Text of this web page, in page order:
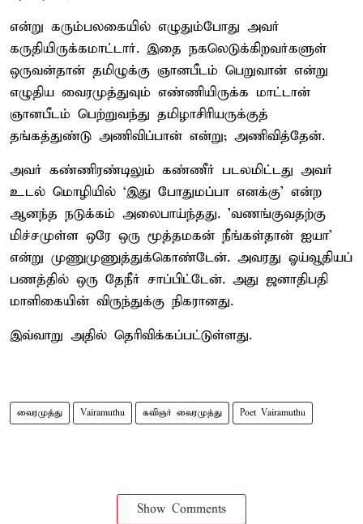
என்று கரும்பலகையில் எழுதும்போது அவர்
கருதியிருக்கமாட்டார். இதை நகலெடுக்கிறவர்களுள்
ஒருவன்தான் தமிழுக்கு ஞானபீடம் பெறுவான் என்று
எழுதிய வைரமுத்துவும் எண்ணியிருக்க மாட்டான்
ஞானபீடம் பெற்றுவந்து தமிழாசிரியருக்குத்
தங்கத்துண்டு அணிவிப்பான் என்று; அணிவித்தேன்.
அவர் கண்ணிரண்டிலும் கண்ணீர் படலமிட்டது அவர்
உடல் மொழியில் ‘இது போதுமப்பா எனக்கு’ என்ற
ஆனந்த நடுக்கம் அலைபாய்ந்தது. 'வணங்குவதற்கு
மிச்சமுள்ள ஒரே ஒரு மூத்தமகன் நீங்கள்தான் ஐயா'
என்று முணுமுணுத்துக்கொண்டேன். அவரது ஓய்வூதியப்
பணத்தில் ஒரு தேநீர் சாப்பிட்டேன். அது ஜனாதிபதி
மாளிகையின் விருந்துக்கு நிகரானது.
இவ்வாறு அதில் தெரிவிக்கப்பட்டுள்ளது.
வைரமுத்து Vairamuthu கவிஞர் வைரமுத்து Poet Vairamuthu
Show Comments